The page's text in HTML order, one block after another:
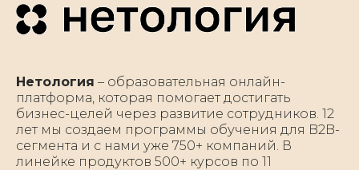
Нетология – образовательная онлайн-
платформа, которая помогает достигать
бизнес-целей через развитие сотрудников. 12
лет мы создаем программы обучения для B2B-
сегмента и с нами уже 750+ компаний. В
линейке продуктов 500+ курсов по 11